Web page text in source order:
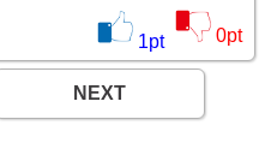
1pt 0pt
NEXT